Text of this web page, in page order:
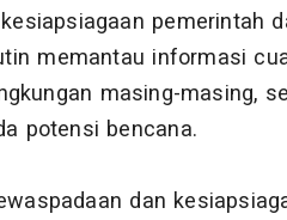
pemerintah
memantau informasi
masing-masing,
potensi bencana.
dan